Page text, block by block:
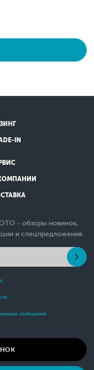
IN
- обзоры новинок,
и спецпредложения.
сообщений